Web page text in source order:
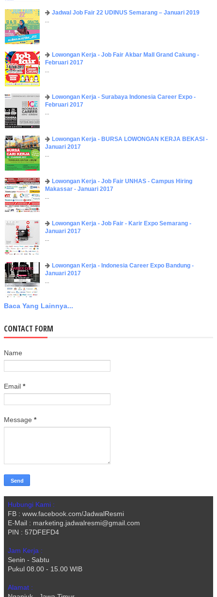
Jadwal Job Fair 22 UDINUS Semarang – Januari 2019
...
Lowongan Kerja - Job Fair ​Akbar ​Mall Grand Cakung -
Februari 2017
...
Lowongan Kerja - Surabaya Indonesia Career Expo -
Februari 2017
...
Lowongan Kerja - BURSA LOWONGAN KERJA BEKASI -
Januari 2017
...
Lowongan Kerja - Job Fair UNHAS - Campus Hiring
Makassar - Januari 2017
...
Lowongan Kerja - Job Fair - Karir Expo Semarang -
Januari 2017
...
Lowongan Kerja - Indonesia Career Expo Bandung -
Januari 2017
...
Baca Yang Lainnya...
CONTACT FORM
Name
Email *
Message *
Hubungi Kami :
FB : www.facebook.com/JadwalResmi
E-Mail : marketing.jadwalresmi@gmail.com
PIN : 57DFEFD4
Jam Kerja :
Senin - Sabtu
Pukul 08.00 - 15.00 WIB
Alamat :